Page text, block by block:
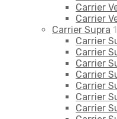
Carrier
Carrier
Carrier Supra
Carrier
Carrier
Carrier
Carrier
Carrier
Carrier
Carrier